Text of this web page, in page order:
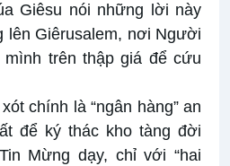
Giêsu nói những lời này
lên Giêrusalem, nơi Người
trên thập giá để cứu
chính là “ngân hàng” an
để ký thác kho tàng đời
Mừng dạy, chỉ với “hai